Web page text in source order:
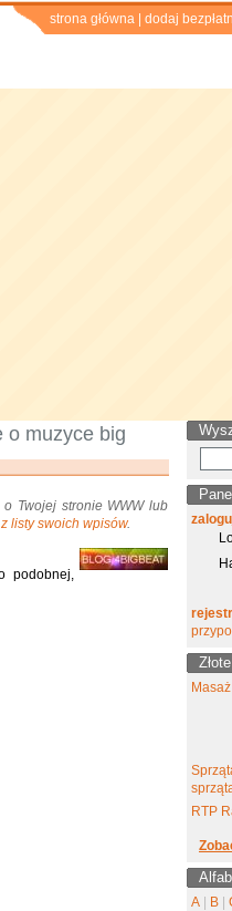
strona główna dodaj
o muzyce big
Twojej stronie WWW lub
listy swoich wpisów.
podobnej,
RTP
A B